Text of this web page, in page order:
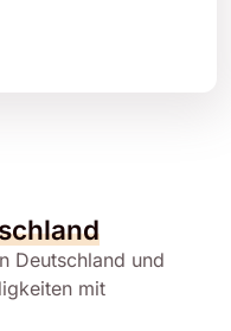
Deutschland und
mit